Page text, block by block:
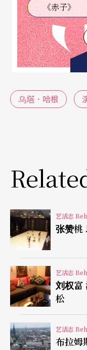
间、及投射面向等
在《演员的挑战
念，阐述新的表
色建立程序。感
词消失，取而代之
体感官知觉」、
调的感官和情绪记
是某种重大的发现
自我观察能力和
to Moment）之中
建立角色的「六
么？我的关系是什
我？我会做什么来
这六个步骤看似老
级表演老师曾经一
《赤子》
乌塔．哈根
艺活志
张赞桃
艺活志
刘权富
松
艺活志
布拉姆